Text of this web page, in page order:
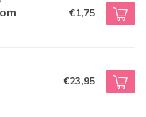
€1,75
€23,95